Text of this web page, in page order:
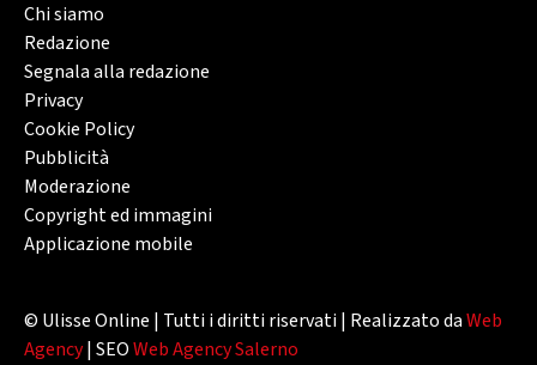
Chi siamo
Redazione
Segnala alla redazione
Privacy
Cookie Policy
Pubblicità
Moderazione
Copyright ed immagini
Applicazione mobile
© Ulisse Online | Tutti i diritti riservati | Realizzato daWeb
Agency| SEOWeb Agency Salerno